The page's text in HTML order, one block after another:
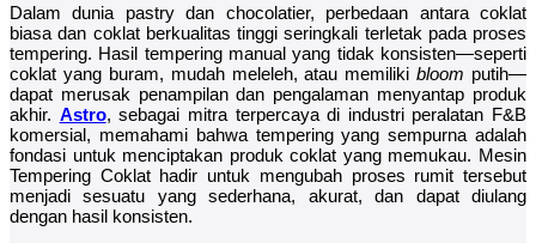
Dalam dunia pastry dan chocolatier, perbedaan antara coklat
biasa dan coklat berkualitas tinggi seringkali terletak pada proses
tempering. Hasil tempering manual yang tidak konsisten—seperti
coklat yang buram, mudah meleleh, atau memilikibloom putih—
dapat merusak penampilan dan pengalaman menyantap produk
akhir. Astro, sebagai mitra terpercaya di industri peralatan F&B
komersial, memahami bahwa tempering yang sempurna adalah
fondasi untuk menciptakan produk coklat yang memukau. Mesin
Tempering Coklat hadir untuk mengubah proses rumit tersebut
menjadi sesuatu yang sederhana, akurat, dan dapat diulang
dengan hasil konsisten.